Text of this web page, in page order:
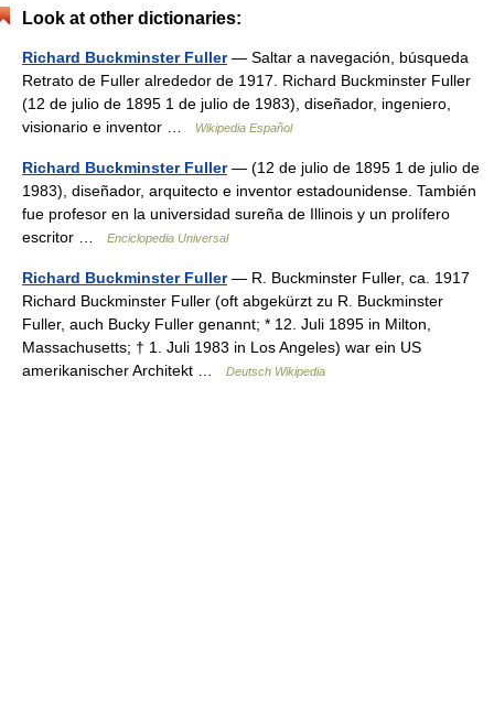
Look at other dictionaries:
Richard Buckminster Fuller— Saltar a navegación, búsqueda
Retrato de Fuller alrededor de 1917. Richard Buckminster Fuller
(12 de julio de 1895 1 de julio de 1983), diseñador, ingeniero,
visionario e inventor …
Wikipedia Español
Richard Buckminster Fuller— (12 de julio de 1895 1 de julio de
1983), diseñador, arquitecto e inventor estadounidense. También
fue profesor en la universidad sureña de Illinois y un prolífero
escritor …
Enciclopedia Universal
Richard Buckminster Fuller— R. Buckminster Fuller, ca. 1917
Richard Buckminster Fuller (oft abgekürzt zu R. Buckminster
Fuller, auch Bucky Fuller genannt; * 12. Juli 1895 in Milton,
Massachusetts; † 1. Juli 1983 in Los Angeles) war ein US
amerikanischer Architekt …
Deutsch Wikipedia